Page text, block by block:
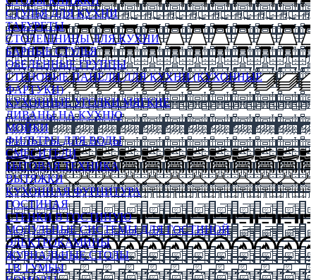
СТУЛЬЯ ДЛЯ КУХНИ
ТАБУРЕТЫ
СТОЛЕШНИЦЫ ДЛЯ КУХНИ
БАРНЫЕ СТУЛЬЯ
ОБЕДЕННЫЕ ГРУППЫ
СТЕНОВЫЕ ПАНЕЛИ ДЛЯ КУХНИ (КУХОННЫЕ
ФАРТУКИ)
КУХОННЫЕ УГОЛКИ МЯГКИЕ
ДИВАНЫ НА КУХНЮ
МОЙКИ
ФИЛЬТРЫ ДЛЯ ВОДЫ
СМЕСИТЕЛИ
БЫТОВАЯ ТЕХНИКА
ВЫТЯЖКИ
КУХОННАЯ ФУРНИТУРА
ГОСТИНАЯ
СТЕНКИ В ГОСТИНУЮ
МОДУЛЬНЫЕ СИСТЕМЫ ДЛЯ ГОСТИНОЙ
ЭЛЕКТРОКАМИНЫ
ЖУРНАЛЬНЫЕ СТОЛЫ
ТВ ТУМБЫ